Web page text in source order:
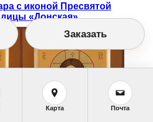
с иконой Пресвятой
«Донская»
Заказать
Карта Почта